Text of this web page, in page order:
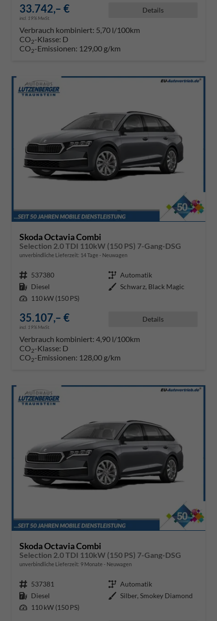
33.742,– €
incl. 19% MwSt.
Details
Verbrauch kombiniert: 5,70 l/100km
CO2-Klasse: D
CO2-Emissionen: 129,00 g/km
Skoda Octavia Combi
Selection 2.0 TDI 110kW (150 PS) 7-Gang-DSG
unverbindliche Lieferzeit: 14 Tage Neuwagen
Fahrzeugnr. 537380 Getriebe Automatik
Kraftstoff Diesel Außenfarbe Schwarz, Black Magic
Leistung 110 kW (150 PS)
35.107,– €
incl. 19% MwSt.
Details
Verbrauch kombiniert: 4,90 l/100km
CO2-Klasse: D
CO2-Emissionen: 128,00 g/km
Skoda Octavia Combi
Selection 2.0 TDI 110kW (150 PS) 7-Gang-DSG
unverbindliche Lieferzeit: 9 Monate Neuwagen
Fahrzeugnr. 537381 Getriebe Automatik
Kraftstoff Diesel Außenfarbe Silber, Smokey Diamond
Leistung 110 kW (150 PS)